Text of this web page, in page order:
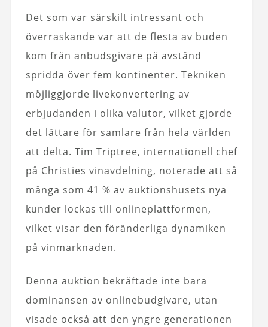
Det som var särskilt intressant och
överraskande var att de flesta av buden
kom från anbudsgivare på avstånd
spridda över fem kontinenter. Tekniken
möjliggjorde livekonvertering av
erbjudanden i olika valutor, vilket gjorde
det lättare för samlare från hela världen
att delta. Tim Triptree, internationell chef
på Christies vinavdelning, noterade att så
många som 41 % av auktionshusets nya
kunder lockas till onlineplattformen,
vilket visar den föränderliga dynamiken
på vinmarknaden.
Denna auktion bekräftade inte bara
dominansen av onlinebudgivare, utan
visade också att den yngre generationen